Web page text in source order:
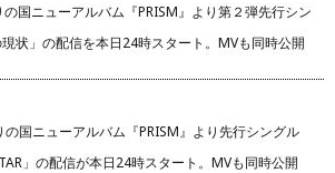
国ニューアルバム『PRISM』より第２弾先行シン
状」の配信を本日24時スタート。MVも同時公開
の国ニューアルバム『PRISM』より先行シングル
」の配信が本日24時スタート。MVも同時公開